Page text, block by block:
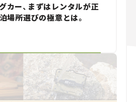
カー、まずはレンタルが正
場所選びの極意とは。